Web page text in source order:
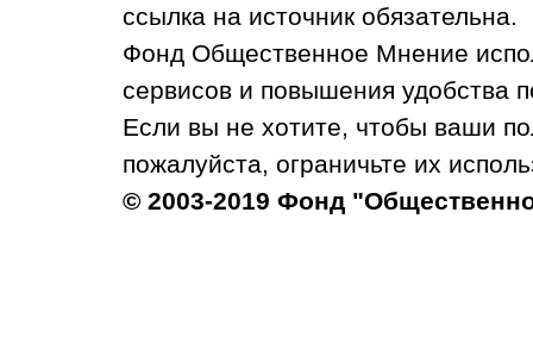
ссылка на источник обязательна.
Фонд Общественное Мнение
сервисов и повышения удобства
Если вы не хотите, чтобы ваши
пожалуйста, ограничьте их
© 2003-2019 Фонд